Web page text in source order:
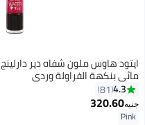
ايتود هاوس ملون شفاه دير دارلينج
مائي بنكهة الفراولة وردي
4.3
81
جنيه320.60
Pink